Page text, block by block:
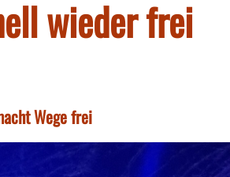
wieder frei
Wege frei